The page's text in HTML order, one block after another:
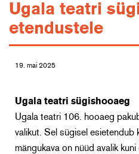
Ugala teatri
etendustele
19. mai 2025
Ugala teatri sügishooaeg
Ugala teatri 106. hooaeg
valikut. Sel sügisel esietendub
mängukava on nüüd avalik